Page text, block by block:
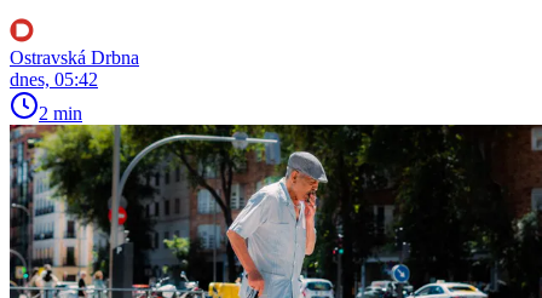
Ostravská Drbna
dnes, 05:42
2 min